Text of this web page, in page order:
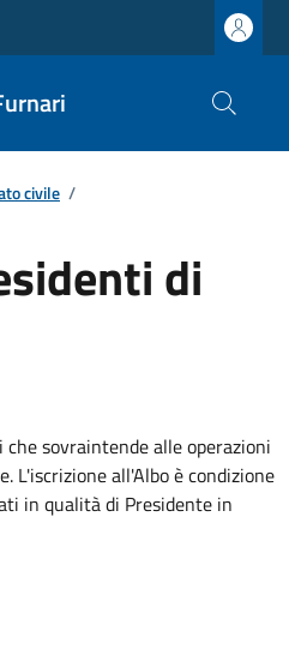
civile /
di
sovraintende alle operazioni
L'iscrizione all'Albo è condizione
in qualità di Presidente in